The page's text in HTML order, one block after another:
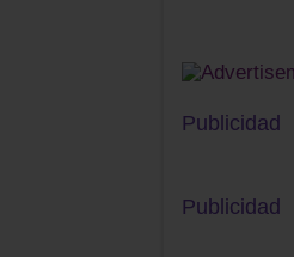
Publicidad
Publicidad